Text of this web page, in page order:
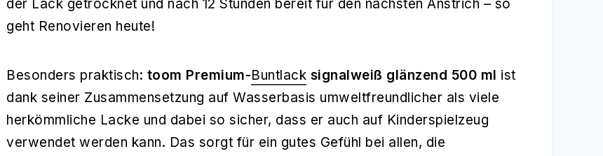
der Lack getrocknet und nach 12 Stunden bereit für den nächsten Anstrich – so
geht Renovieren heute!
Besonders praktisch: toom Premium-Buntlack signalweiß glänzend 500 ml ist
dank seiner Zusammensetzung auf Wasserbasis umweltfreundlicher als viele
herkömmliche Lacke und dabei so sicher, dass er auch auf Kinderspielzeug
verwendet werden kann. Das sorgt für ein gutes Gefühl bei allen, die